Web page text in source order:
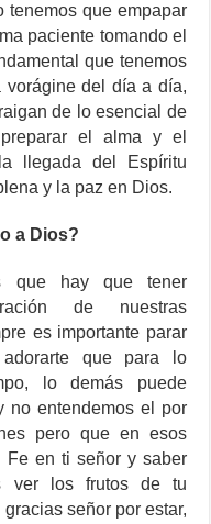
tenemos que empapar
paciente tomando el
que tenemos
del día a día,
de lo esencial de
el alma y el
llegada del Espíritu
y la paz en Dios.
a Dios?
que hay que tener
de nuestras
es importante parar
que para lo
lo demás puede
no entendemos el por
pero que en esos
Fe en ti señor y saber
ver los frutos de tu
señor por estar,